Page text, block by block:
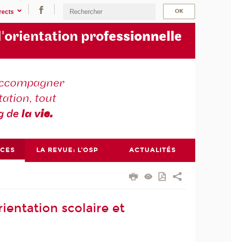
orientation professionnelle
tout
dela vie.
LA REVUE: L'OSP ACTUALITÉS
scolaire et